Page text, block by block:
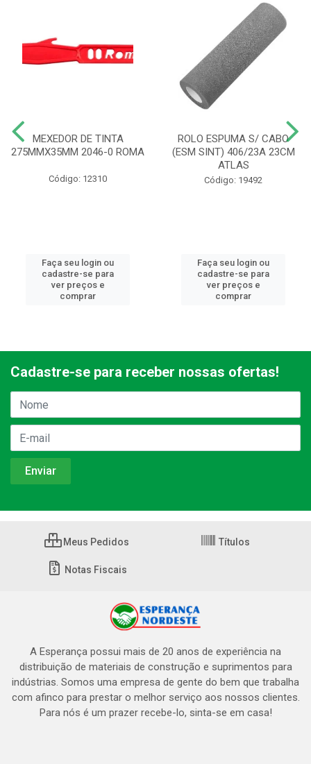
MEXEDOR DE TINTA
275MMX35MM 2046-0 ROMA
Código: 12310
Faça seu login ou
cadastre-se para
ver preços e
comprar
ROLO ESPUMA S/ CABO
(ESM SINT) 406/23A 23CM
ATLAS
Código: 19492
Faça seu login ou
cadastre-se para
ver preços e
comprar
Cadastre-se para receber nossas ofertas!
Meus Pedidos Títulos
Notas Fiscais
A Esperança possui mais de 20 anos de experiência na
distribuição de materiais de construção e suprimentos para
indústrias. Somos uma empresa de gente do bem que trabalha
com afinco para prestar o melhor serviço aos nossos clientes.
Para nós é um prazer recebe-lo, sinta-se em casa!